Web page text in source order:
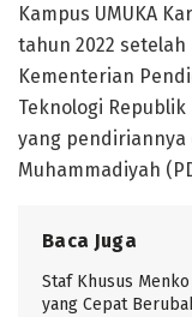
Kampus UMUKA
tahun 2022
Kementerian
Teknologi
yang pendiriannya
Muhammadiyah
Baca Juga
Staf Khusus Menko
yang Cepat